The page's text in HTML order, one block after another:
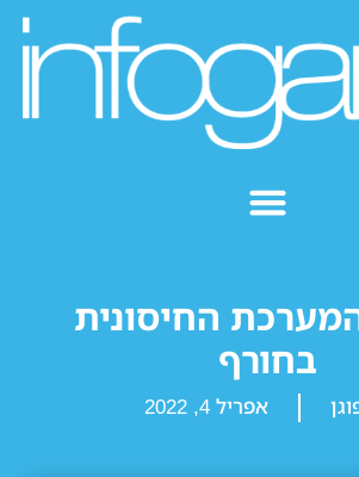
החיסונית
בחורף
אפריל 4, 2022